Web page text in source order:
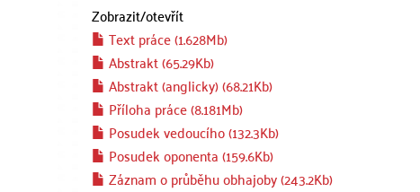
Zobrazit/otevřít
Text práce (1.628Mb)
Abstrakt (65.29Kb)
Abstrakt (anglicky) (68.21Kb)
Příloha práce (8.181Mb)
Posudek vedoucího (132.3Kb)
Posudek oponenta (159.6Kb)
Záznam o průběhu obhajoby (243.2Kb)